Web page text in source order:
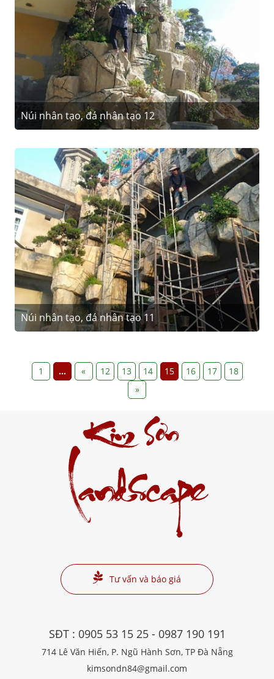
Núi nhân tạo, đá nhân tạo 12
Núi nhân tạo, đá nhân tạo 11
1 ... « 12 13 14 15 16 17
18
»
Kim Sơn
Landscape
Tư vấn và báo giá
SĐT : 0905 53 15 25- 0987 190 191
714 Lê Văn Hiến, P. Ngũ Hành Sơn, TP Đà Nẵng
kimsondn84@gmail.com